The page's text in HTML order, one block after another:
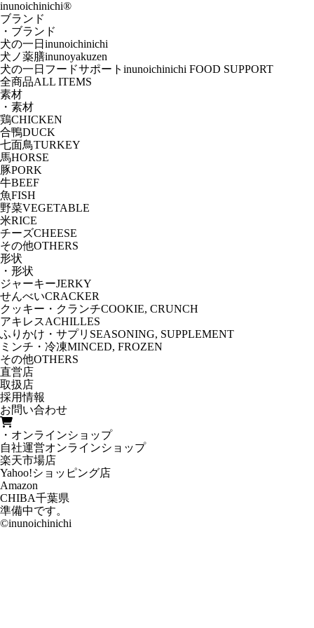
Skip
to
the
content
inunoichinichi®
ブランド
・ブランド
犬の一日 inunoichinichi
犬ノ薬膳inunoyakuzen
犬の一日フードサポート inunoichinichi FOOD SUPPORT
全商品ALL ITEMS
素材
・素材
鶏CHICKEN
合鴨DUCK
七面鳥TURKEY
馬HORSE
豚PORK
牛BEEF
魚FISH
野菜VEGETABLE
米RICE
チーズCHEESE
その他OTHERS
形状
・形状
ジャーキーJERKY
せんべいCRACKER
クッキー・クランチCOOKIE, CRUNCH
アキレスACHILLES
ふりかけ・サプリ SEASONING, SUPPLEMENT
ミンチ・冷凍MINCED, FROZEN
その他OTHERS
直営店
取扱店
採用情報
お問い合わせ
・オンラインショップ
自社運営オンラインショップ
楽天市場店
Yahoo!ショッピング店
Amazon
CHIBA千葉県
準備中です。
©inunoichinichi